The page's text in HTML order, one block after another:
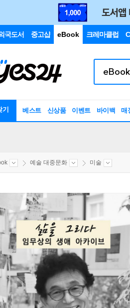
국도서 중고샵 eBook 크레마클럽
베스트 신상품 이벤트 바이백 매
예술 대중문화 미술